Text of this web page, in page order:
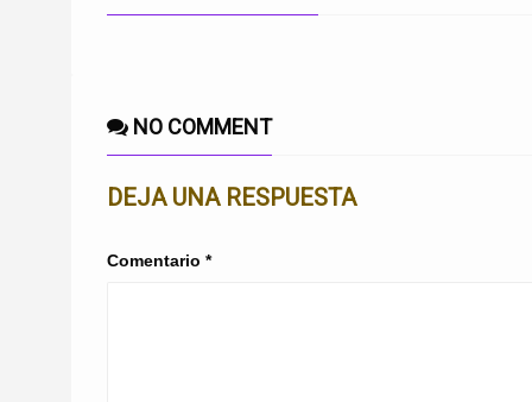
NO COMMENT
DEJA UNA RESPUESTA
Comentario *